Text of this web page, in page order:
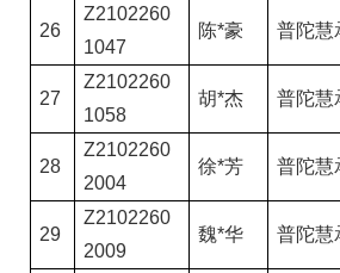
26
Z2102260
1047
陈*豪 普陀慧
27
Z2102260
1058
胡*杰 普陀慧
28
Z2102260
2004
徐*芳 普陀慧
29
Z2102260
2009
魏*华 普陀慧